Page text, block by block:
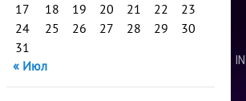
17
18 19 20 21 22
23
24
25 26 27 28 29
30
31
« Июл